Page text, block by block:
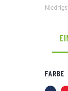
FARBE